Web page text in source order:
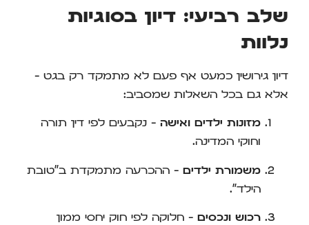
שלב רביעי: דיון בסוגיות
נלוות
דיון גירושין כמעט אף פעם לא מתמקד רק בגט –
אלא גם בכל השאלות שמסביב:
מזונות ילדים ואישה – נקבעים לפי דין תורה
וחוקי המדינה.
משמורת ילדים – ההכרעה מתמקדת ב"טובת
הילד".
רכוש ונכסים – חלוקה לפי חוק יחסי ממון